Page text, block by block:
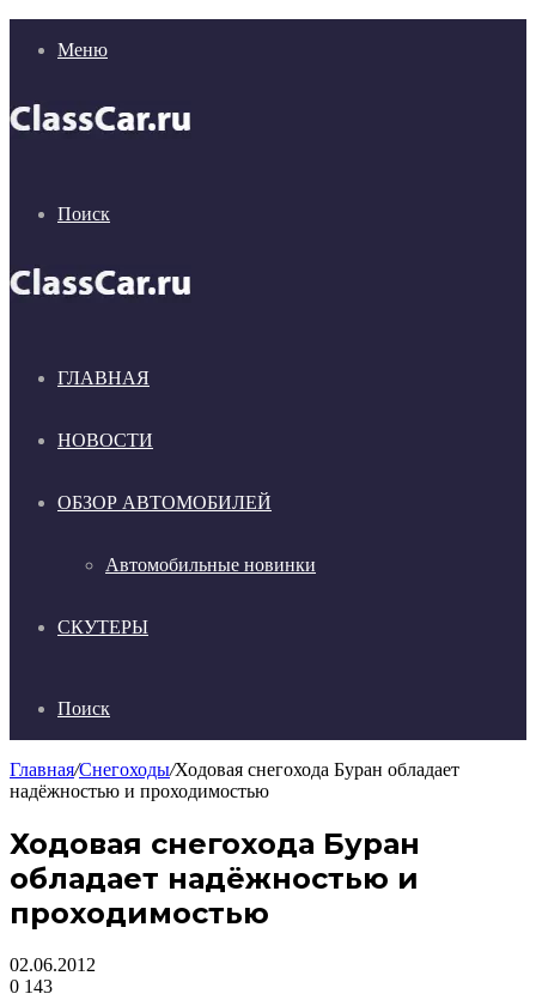
Меню
Поиск
ГЛАВНАЯ
НОВОСТИ
ОБЗОР АВТОМОБИЛЕЙ
Автомобильные новинки
СКУТЕРЫ
Поиск
Главная/Снегоходы/Ходовая снегохода Буран обладает
надёжностью и проходимостью
Ходовая снегохода Буран
обладает надёжностью и
проходимостью
02.06.2012
0 143